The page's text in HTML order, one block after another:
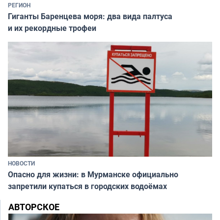
РЕГИОН
Гиганты Баренцева моря: два вида палтуса
и их рекордные трофеи
НОВОСТИ
Опасно для жизни: в Мурманске официально
запретили купаться в городских водоёмах
АВТОРСКОЕ